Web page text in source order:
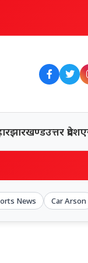
झारखण्डउत्तर प्रदेश
Bihar:
News Car Arson